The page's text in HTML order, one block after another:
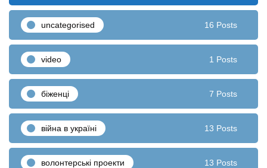
uncategorised 16 Posts
video 1 Posts
біженці 7 Posts
війна в україні 13 Posts
волонтерські проекти 13 Posts